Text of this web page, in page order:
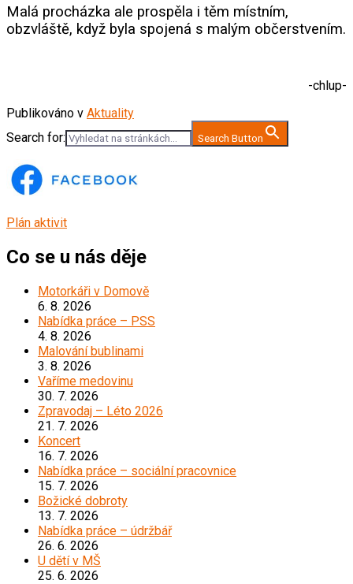
Malá procházka ale prospěla i těm místním,
obzvláště, když byla spojená s malým občerstvením.
-chlup-
Publikováno v Aktuality
Search for:
Search Button
Plán aktivit
Co se u nás děje
Motorkáři v Domově
6. 8. 2026
Nabídka práce – PSS
4. 8. 2026
Malování bublinami
3. 8. 2026
Vaříme medovinu
30. 7. 2026
Zpravodaj – Léto 2026
21. 7. 2026
Koncert
16. 7. 2026
Nabídka práce – sociální pracovnice
15. 7. 2026
Božické dobroty
13. 7. 2026
Nabídka práce – údržbář
26. 6. 2026
U dětí v MŠ
25. 6. 2026